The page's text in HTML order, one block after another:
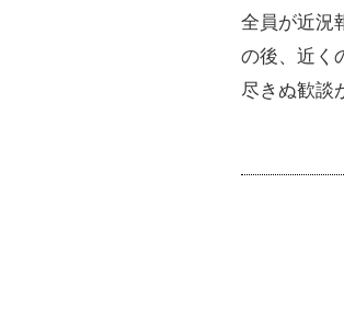
全員が近況
の後、近く
尽きぬ歓談